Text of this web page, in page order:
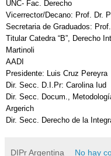
UNC- Fac. Derecho
Vicerrector/Decano: Prof. Dr.
Secretaria de Graduados:
Titular Catedra “B”, Derecho
Martinoli
AADI
Presidente: Luis Cruz Pereyra
Dir. Secc. D.I.Pr: Carolina Iud
Dir. Secc. Docum.,
Argerich
Dir. Secc. Derecho de la
DIPr Argentina No hay